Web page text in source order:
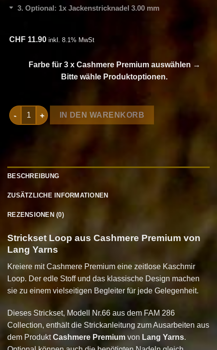
3 Optional: 1x Jackenstricknadel 3.00 mm
CHF 11.90 inkl. 8.1% MwSt
Farbe für 3 x Cashmere Premium auswählen →
Bitte wähle Produktoptionen.
Strickset Loop aus Cashmere Premium von Lang Yarns Menge
IN DEN WARENKORB
BESCHREIBUNG
ZUSÄTZLICHE INFORMATIONEN
REZENSIONEN (0)
Strickset Loop aus Cashmere Premium von
Lang Yarns
Kreiere mit Cashmere Premium eine zeitlose Kaschmir
Loop. Der edle Stoff und das klassische Design machen
sie zu einem vielseitigen Begleiter für jede Gelegenheit.
Dieses Strickset, Modell Nr.66 aus dem FAM 286
Collection, enthält die Strickanleitung zum Ausarbeiten aus
dem ProduktCashmere Premium von Lang Yarns.